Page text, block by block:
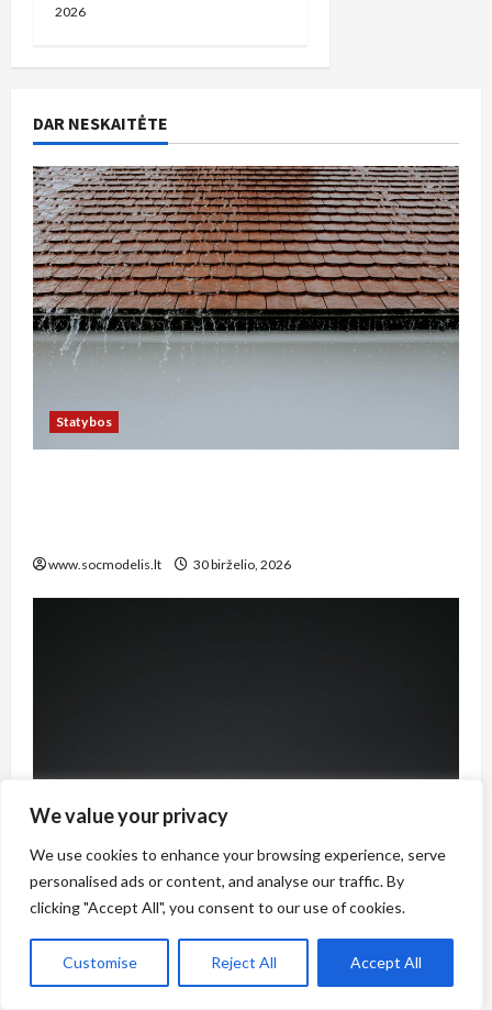
We value your privacy
We use cookies to enhance your browsing experience, serve
personalised ads or content, and analyse our traffic. By
clicking "Accept All", you consent to our use of cookies.
Customise Reject All Accept All
2026
DAR NESKAITĖTE
Statybos
www.socmodelis.lt 30 birželio, 2026